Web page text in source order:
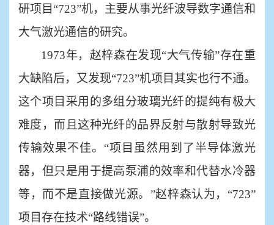
研项目“723”机，主要从事光纤波导数字通信和
大气激光通信的研究。
1973年，赵梓森在发现“大气传输”存在重
大缺陷后，又发现“723”机项目其实也行不通。
这个项目采用的多组分玻璃光纤的提纯有极大
难度，而且这种光纤的品界反射与散射导致光
传输效果不佳。“项目虽然用到了半导体激光
器，但只是用于提高泵浦的效率和代替水冷器
等，而不是直接做光源。”赵梓森认为，“723”
项目存在技术“路线错误”。